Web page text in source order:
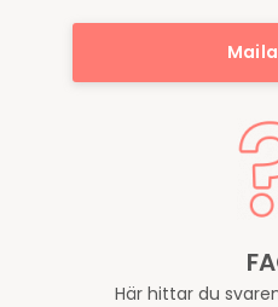
Här hittar du